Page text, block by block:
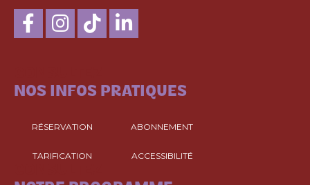
NOS INFOS PRATIQUES
RÉSERVATION ABONNEMENT
TARIFICATION ACCESSIBILITÉ